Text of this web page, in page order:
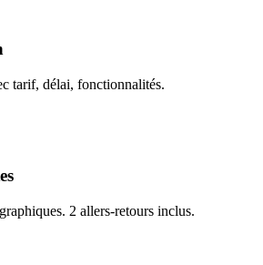
tarif, délai, fonctionnalités.
2 allers-retours inclus.